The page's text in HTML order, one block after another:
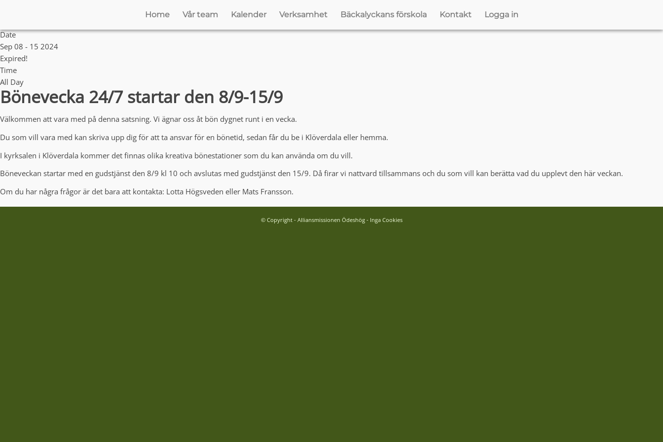
Home Vår team Kalender Verksamhet Bäckalyckans förskola Kontakt Logga in
Date
Sep 08 - 15 2024
Expired!
Time
All Day
Bönevecka 24/7 startar den 8/9-15/9
Välkommen att vara med på denna satsning. Vi ägnar oss åt bön dygnet runt i en vecka.
Du som vill vara med kan skriva upp dig för att ta ansvar för en bönetid, sedan får du be i Klöverdala eller hemma.
I kyrksalen i Klöverdala kommer det finnas olika kreativa bönestationer som du kan använda om du vill.
Böneveckan startar med en gudstjänst den 8/9 kl 10 och avslutas med gudstjänst den 15/9. Då firar vi nattvard tillsammans och du som vill kan berätta vad du upplevt den här veckan.
Om du har några frågor är det bara att kontakta: Lotta Högsveden eller Mats Fransson.
© Copyright - Alliansmissionen Ödeshög - Inga Cookies